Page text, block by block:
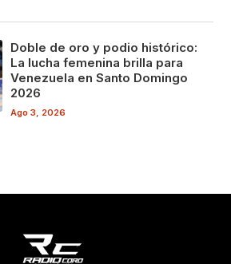
Doble de oro y podio histórico:
La lucha femenina brilla para
Venezuela en Santo Domingo
2026
Ago 3, 2026